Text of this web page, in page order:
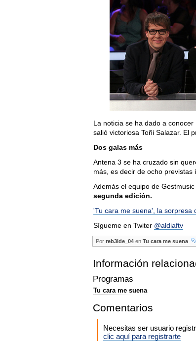
La noticia se ha dado a
salió victoriosa Toñi Salazar. El
Dos galas más
Antena 3 se ha cruzado sin
más, es decir de ocho previstas
Además el equipo de
segunda edición.
'Tu cara me suena', la sorpresa
Sígueme en Twiter @aldiaftv
Por reb3lde_04 en Tu cara me suena
Información
Programas
Tu cara me suena
Comentarios
Necesitas ser usuario
clic aquí para registrarte